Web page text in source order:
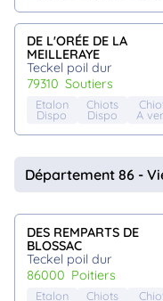
DE L'ORÉE DE LA
MEILLERAYE
Teckel poil dur
79310
soutiers
Etalon
Dispo
Chiots
Dispo A
Département 86 -
DES REMPARTS DE
BLOSSAC
Teckel poil dur
86000
poitiers
Etalon Chiots